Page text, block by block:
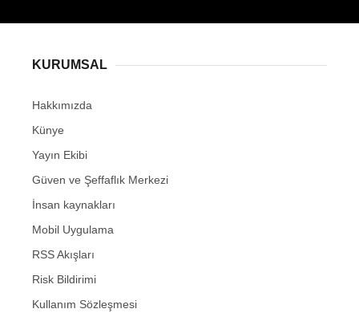
KURUMSAL
Hakkımızda
Künye
Yayın Ekibi
Güven ve Şeffaflık Merkezi
İnsan kaynakları
Mobil Uygulama
RSS Akışları
Risk Bildirimi
Kullanım Sözleşmesi